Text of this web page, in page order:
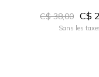
C$ 38,00 C$
Sans les